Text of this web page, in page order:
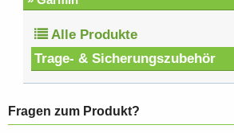
Alle Produkte
Trage- & Sicherungszubehör
Fragen zum Produkt?